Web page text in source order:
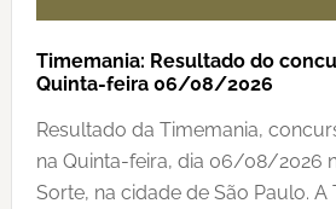
Timemania: Resultado do
Quinta-feira 06/08/2026
Resultado da Timemania,
na Quinta-feira, dia 06/08/2026
Sorte, na cidade de São Paulo. A